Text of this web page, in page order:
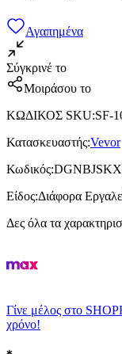
Αγαπημένα
Σύγκρινέ το
Μοιράσου το
ΚΩΔΙΚΟΣ SKU:SF-
Κατασκευαστής:Vevor
Κωδικός:
Είδος:Διάφορα
Δες όλα τα
Γίνε μέλος στο
χρόνο!